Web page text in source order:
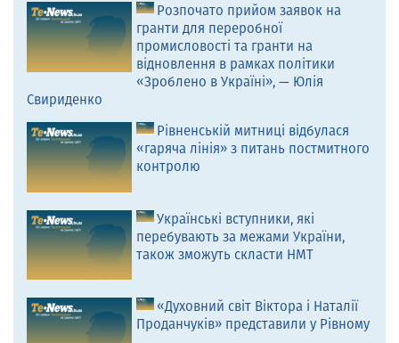
Розпочато прийом заявок на
гранти для переробної
промисловості та гранти на
відновлення в рамках політики
«Зроблено в Україні», — Юлія
Свириденко
Рівненській митниці відбулася
«гаряча лінія» з питань постмитного
контролю
Українські вступники, які
перебувають за межами України,
також зможуть скласти НМТ
«Духовний світ Віктора і Наталії
Проданчуків» представили у Рівному